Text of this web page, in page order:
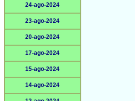
24-ago-2024
23-ago-2024
20-ago-2024
17-ago-2024
15-ago-2024
14-ago-2024